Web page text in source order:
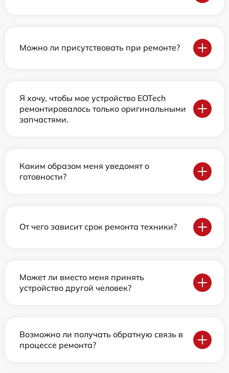
Можно ли присутствовать при ремонте?
Я хочу, чтобы мое устройство EOTech
ремонтировалось только оригинальными
запчастями.
Каким образом меня уведомят о
готовности?
От чего зависит срок ремонта техники?
Может ли вместо меня принять
устройство другой человек?
Возможно ли получать обратную связь в
процессе ремонта?